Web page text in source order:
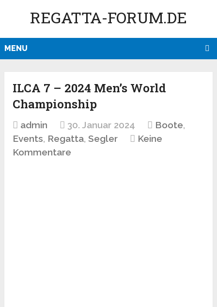
REGATTA-FORUM.DE
MENU
ILCA 7 – 2024 Men’s World
Championship
admin 30. Januar 2024 Boote,
Events, Regatta,Segler
Keine
Kommentare